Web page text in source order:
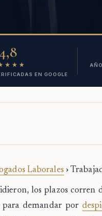
4,8
EN GOOGLE
Laborales ›
los plazos corren
para demandar por